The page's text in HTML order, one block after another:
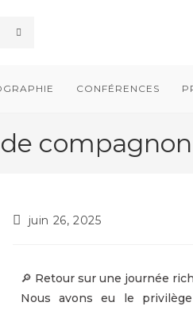
CONFÉRENCES
juin 26, 2025
🔎 Retour sur une journée
Nous avons eu le